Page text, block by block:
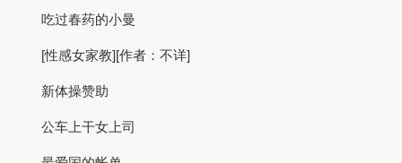
吃过春药的小曼
[性感女家教][作者：不详]
新体操赞助
公车上干女上司